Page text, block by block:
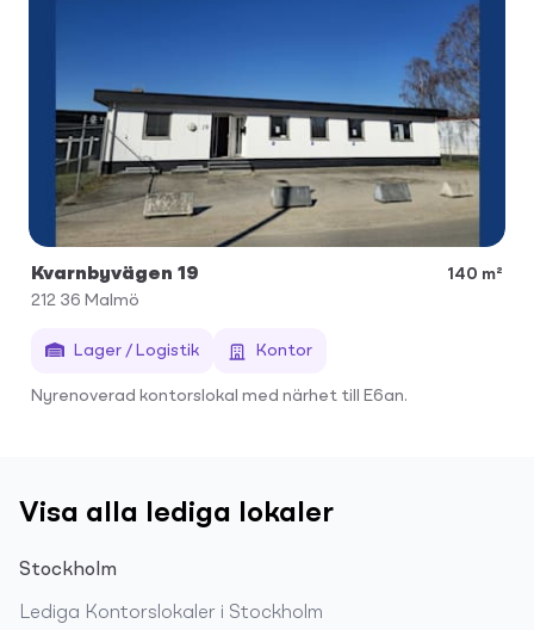
Kvarnbyvägen 19
140 m²
212 36 Malmö
Lager / Logistik Kontor
Nyrenoverad kontorslokal med närhet till E6an.
Visa alla lediga lokaler
Stockholm
Lediga Kontorslokaler i Stockholm